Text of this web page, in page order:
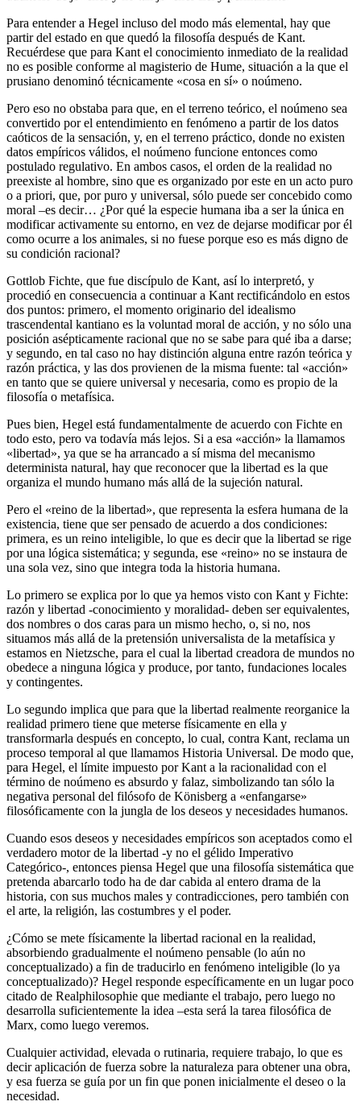
Para entender a Hegel incluso del modo más elemental, hay que
partir del estado en que quedó la filosofía después de Kant.
Recuérdese que para Kant el conocimiento inmediato de la realidad
no es posible conforme al magisterio de Hume, situación a la que el
prusiano denominó técnicamente «cosa en sí» o noúmeno.
Pero eso no obstaba para que, en el terreno teórico, el noúmeno sea
convertido por el entendimiento en fenómeno a partir de los datos
caóticos de la sensación, y, en el terreno práctico, donde no existen
datos empíricos válidos, el noúmeno funcione entonces como
postulado regulativo. En ambos casos, el orden de la realidad no
preexiste al hombre, sino que es organizado por este en un acto puro
o a priori, que, por puro y universal, sólo puede ser concebido como
moral –es decir… ¿Por qué la especie humana iba a ser la única en
modificar activamente su entorno, en vez de dejarse modificar por él
como ocurre a los animales, si no fuese porque eso es más digno de
su condición racional?
Gottlob Fichte, que fue discípulo de Kant, así lo interpretó, y
procedió en consecuencia a continuar a Kant rectificándolo en estos
dos puntos: primero, el momento originario del idealismo
trascendental kantiano es la voluntad moral de acción, y no sólo una
posición asépticamente racional que no se sabe para qué iba a darse;
y segundo, en tal caso no hay distinción alguna entre razón teórica y
razón práctica, y las dos provienen de la misma fuente: tal «acción»
en tanto que se quiere universal y necesaria, como es propio de la
filosofía o metafísica.
Pues bien, Hegel está fundamentalmente de acuerdo con Fichte en
todo esto, pero va todavía más lejos. Si a esa «acción» la llamamos
«libertad», ya que se ha arrancado a sí misma del mecanismo
determinista natural, hay que reconocer que la libertad es la que
organiza el mundo humano más allá de la sujeción natural.
Pero el «reino de la libertad», que representa la esfera humana de la
existencia, tiene que ser pensado de acuerdo a dos condiciones:
primera, es un reino inteligible, lo que es decir que la libertad se rige
por una lógica sistemática; y segunda, ese «reino» no se instaura de
una sola vez, sino que integra toda la historia humana.
Lo primero se explica por lo que ya hemos visto con Kant y Fichte:
razón y libertad -conocimiento y moralidad- deben ser equivalentes,
dos nombres o dos caras para un mismo hecho, o, si no, nos
situamos más allá de la pretensión universalista de la metafísica y
estamos en Nietzsche, para el cual la libertad creadora de mundos no
obedece a ninguna lógica y produce, por tanto, fundaciones locales
y contingentes.
Lo segundo implica que para que la libertad realmente reorganice la
realidad primero tiene que meterse físicamente en ella y
transformarla después en concepto, lo cual, contra Kant, reclama un
proceso temporal al que llamamos Historia Universal. De modo que,
para Hegel, el límite impuesto por Kant a la racionalidad con el
término de noúmeno es absurdo y falaz, simbolizando tan sólo la
negativa personal del filósofo de Könisberg a «enfangarse»
filosóficamente con la jungla de los deseos y necesidades humanos.
Cuando esos deseos y necesidades empíricos son aceptados como el
verdadero motor de la libertad -y no el gélido Imperativo
Categórico-, entonces piensa Hegel que una filosofía sistemática que
pretenda abarcarlo todo ha de dar cabida al entero drama de la
historia, con sus muchos males y contradicciones, pero también con
el arte, la religión, las costumbres y el poder.
¿Cómo se mete físicamente la libertad racional en la realidad,
absorbiendo gradualmente el noúmeno pensable (lo aún no
conceptualizado) a fin de traducirlo en fenómeno inteligible (lo ya
conceptualizado)? Hegel responde específicamente en un lugar poco
citado de Realphilosophie que mediante el trabajo, pero luego no
desarrolla suficientemente la idea –esta será la tarea filosófica de
Marx, como luego veremos.
Cualquier actividad, elevada o rutinaria, requiere trabajo, lo que es
decir aplicación de fuerza sobre la naturaleza para obtener una obra,
y esa fuerza se guía por un fin que ponen inicialmente el deseo o la
necesidad.